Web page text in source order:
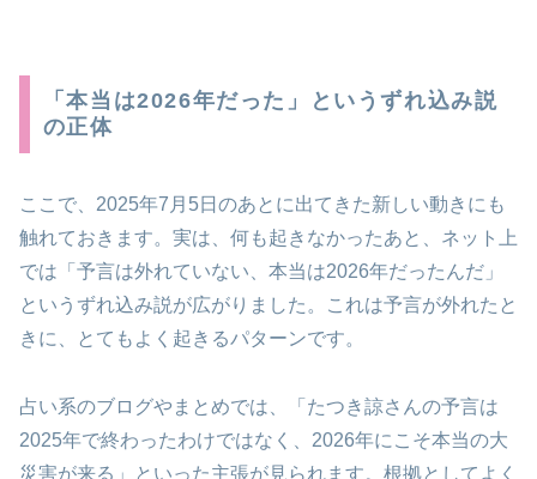
「本当は2026年だった」というずれ込み説
の正体
ここで、2025年7月5日のあとに出てきた新しい動きにも
触れておきます。実は、何も起きなかったあと、ネット上
では「予言は外れていない、本当は2026年だったんだ」
というずれ込み説が広がりました。これは予言が外れたと
きに、とてもよく起きるパターンです。
占い系のブログやまとめでは、「たつき諒さんの予言は
2025年で終わったわけではなく、2026年にこそ本当の大
災害が来る」といった主張が見られます。根拠としてよく